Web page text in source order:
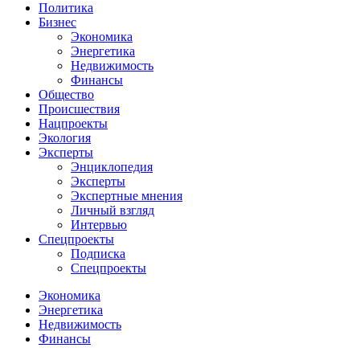
Политика
Бизнес
Экономика
Энергетика
Недвижимость
Финансы
Общество
Происшествия
Нацпроекты
Экология
Эксперты
Энциклопедия
Эксперты
Экспертные мнения
Личный взгляд
Интервью
Спецпроекты
Подписка
Спецпроекты
Экономика
Энергетика
Недвижимость
Финансы